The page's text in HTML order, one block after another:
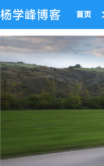
杨学峰博客 首页